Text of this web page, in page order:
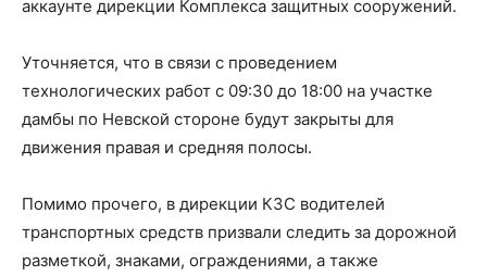
аккаунте дирекции Комплекса защитных сооружений.
Уточняется, что в связи с проведением
технологических работ с 09:30 до 18:00 на участке
дамбы по Невской стороне будут закрыты для
движения правая и средняя полосы.
Помимо прочего, в дирекции КЗС водителей
транспортных средств призвали следить за дорожной
разметкой, знаками, ограждениями, а также